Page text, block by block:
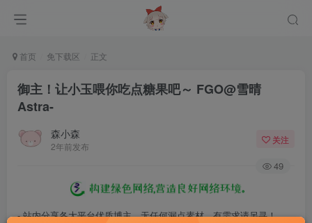
首页 免下载区 正文
御主！让小玉喂你吃点糖果吧～ FGO@雪晴
Astra-
森小森
2年前发布
关注
49
- 站内分享各大平台优质博主，无任何漏点素材，有需求请另寻！